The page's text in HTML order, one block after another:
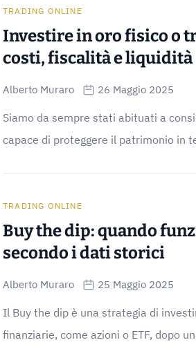
TRADING ONLINE
Investire in oro fisico o
costi, fiscalità e liquidità
Alberto Muraro 26 Maggio 2025
Siamo da sempre stati abituati a
capace di proteggere il patrimonio in
TRADING ONLINE
Buy the dip: quando
secondo i dati storici
Alberto Muraro 25 Maggio 2025
Il Buy the dip è una strategia di
finanziarie, come azioni o ETF, dopo